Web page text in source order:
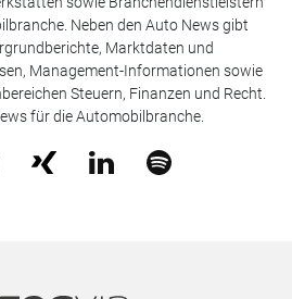
Neben den Auto News gibt
Marktdaten und
Management-Informationen sowie
Steuern, Finanzen und Recht.
für die Automobilbranche.